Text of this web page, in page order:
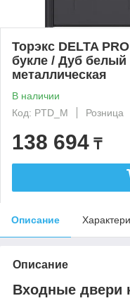
Торэкс DELTA
букле / Дуб
металлическая
В наличии
Код: PTD_M
Розница
138 694 ₸
Описание
Описание
Входные двери